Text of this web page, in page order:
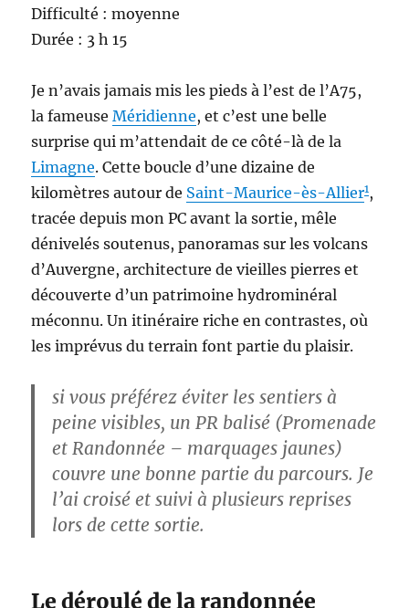
Difficulté : moyenne
Durée : 3 h 15
Je n’avais jamais mis les pieds à l’est de l’A75,
la fameuseMéridienne, et c’est une belle
surprise qui m’attendait de ce côté-là de la
Limagne. Cette boucle d’une dizaine de
kilomètres autour de Saint-Maurice-ès-Allier1,
tracée depuis mon PC avant la sortie, mêle
dénivelés soutenus, panoramas sur les volcans
d’Auvergne, architecture de vieilles pierres et
découverte d’un patrimoine hydrominéral
méconnu. Un itinéraire riche en contrastes, où
les imprévus du terrain font partie du plaisir.
si vous préférez éviter les sentiers à
peine visibles, un PR balisé (Promenade
et Randonnée – marquages jaunes)
couvre une bonne partie du parcours. Je
l’ai croisé et suivi à plusieurs reprises
lors de cette sortie.
Le déroulé de la randonnée